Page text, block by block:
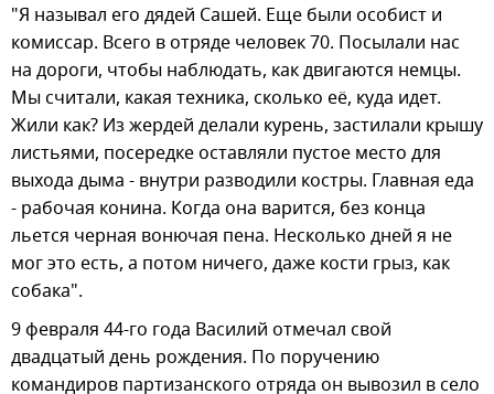
"Я называл его дядей Сашей. Еще были особист и
комиссар. Всего в отряде человек 70. Посылали нас
на дороги, чтобы наблюдать, как двигаются немцы.
Мы считали, какая техника, сколько её, куда идет.
Жили как? Из жердей делали курень, застилали крышу
листьями, посередке оставляли пустое место для
выхода дыма - внутри разводили костры. Главная еда
- рабочая конина. Когда она варится, без конца
льется черная вонючая пена. Несколько дней я не
мог это есть, а потом ничего, даже кости грыз, как
собака".
9 февраля 44-го года Василий отмечал свой
двадцатый день рождения. По поручению
командиров партизанского отряда он вывозил в село